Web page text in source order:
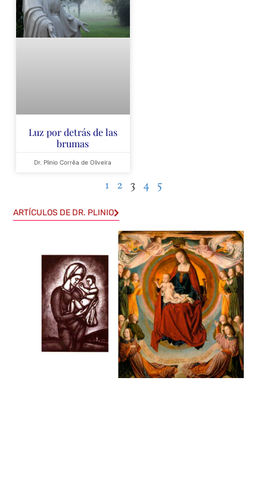
Luz por detrás de las
brumas
Dr. Plinio Corrêa de Oliveira
1 2 3 4 5
ARTÍCULOS DE DR. PLINIO